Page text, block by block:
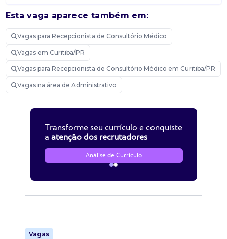
Esta vaga aparece também em:
Vagas para Recepcionista de Consultório Médico
Vagas em Curitiba/PR
Vagas para Recepcionista de Consultório Médico em Curitiba/PR
Vagas na área de Administrativo
Transforme seu currículo e conquiste
a atenção dos recrutadores
Análise de Currículo
Vagas